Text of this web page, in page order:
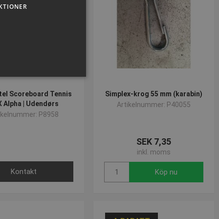
Scoreboard Tennis
Alpha | Udendørs
P8958
Kontakt
Simplex-krog 55 mm (karabin)
Artikelnummer: P40055
SEK 7,35
inkl. moms
Köp nu
kan inte användas